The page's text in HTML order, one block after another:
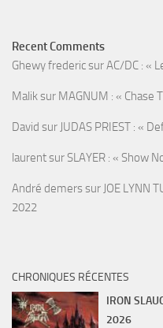
Recent Comments
Ghewy fredericsurAC/DC : «
Maliksur MAGNUM : « Chase
David sur JUDAS PRIEST : «
laurentsur SLAYER : « Show
André demerssur JOE LYNN
2022
CHRONIQUES RÉCENTES
IRON
2026